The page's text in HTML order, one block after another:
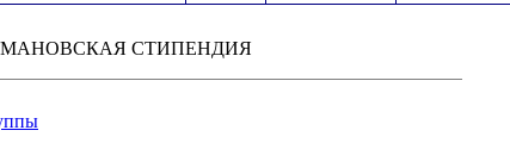
СТИПЕНДИЯ